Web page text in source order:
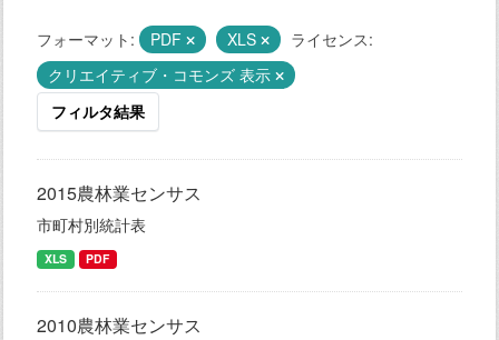
フォーマット: PDF XLS
ライセンス:
クリエイティブ・コモンズ 表示
フィルタ結果
2015農林業センサス
市町村別統計表
XLS PDF
2010農林業センサス